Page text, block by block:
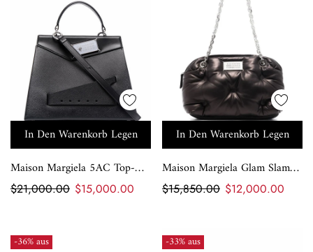
Maison Margiela 5AC Top-
Handle Snatched Tote
$21,000.00 $15,000.00
In Den Warenkorb Legen
Maison Margiela Glam Slam
Bowling Shoulder Bag
$15,850.00 $12,000.00
In Den Warenkorb Legen
-36% aus -33% aus